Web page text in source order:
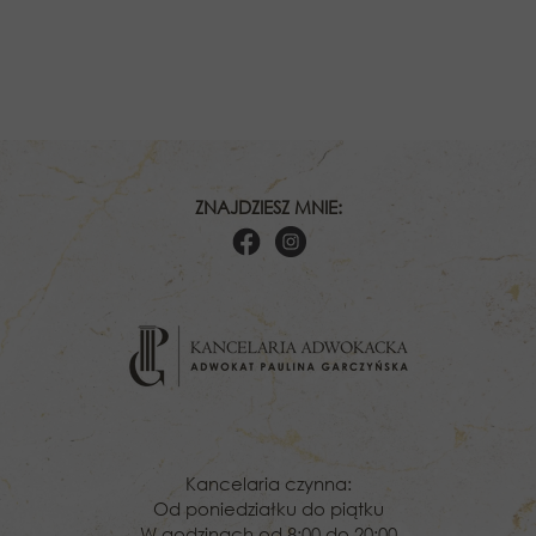
Kancelaria czynna:
Od poniedziałku do piątku
ZNAJDZIESZ MNIE: